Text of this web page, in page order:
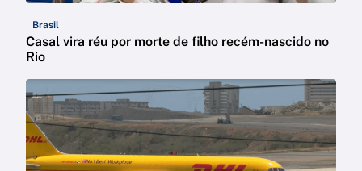
Brasil
Casal vira réu por morte de filho recém-nascido no
Rio